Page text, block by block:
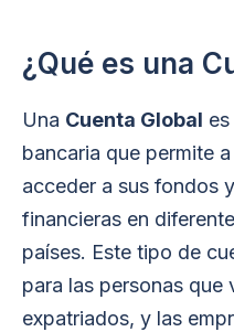
¿Qué es una
Una Cuenta Global
bancaria que permite
acceder a sus fondos
financieras en
países. Este tipo de
para las personas que
expatriados, y las